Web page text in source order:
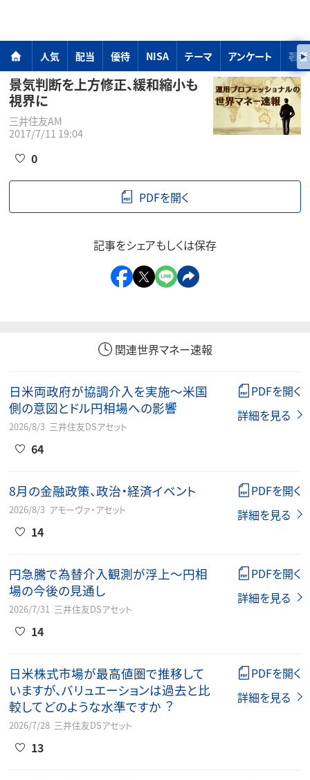
人気 配当 優待 NISA テーマ アンケート 著者
景気判断を上方修正、緩和縮小も
視界に
三井住友AM
2017/7/11 19:04
0
PDFを開く
記事をシェアもしくは保存
関連世界マネー速報
日米両政府が協調介入を実施～米国
側の意図とドル円相場への影響
2026/8/3 三井住友DSアセット
64
PDFを開く
詳細を見る
8月の金融政策、政治・経済イベント
2026/8/3 アモーヴァ・アセット
14
PDFを開く
詳細を見る
円急騰で為替介入観測が浮上～円相
場の今後の見通し
2026/7/31 三井住友DSアセット
14
PDFを開く
詳細を見る
⽇⽶株式市場が最⾼値圏で推移して
いますが、バリュエーションは過去と⽐
較してどのような⽔準ですか︖
2026/7/28 三井住友DSアセット
13
PDFを開く
詳細を見る